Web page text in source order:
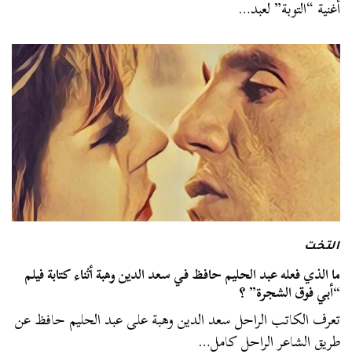
أغنية “التوبة” لعبد…
التخت
ما الذي فعله عبد الحليم حافظ في سعد الدين وهبة أثناء كتابة فيلم
“أبي فوق الشجرة” ؟
تعرف الكاتب الراحل سعد الدين وهبة على عبد الحليم حافظ عن
طريق الشاعر الراحل كامل…